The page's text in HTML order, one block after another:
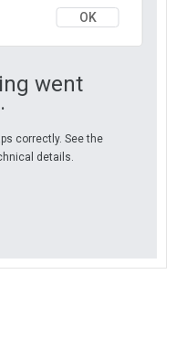
went
correctly. See the
details.
OK